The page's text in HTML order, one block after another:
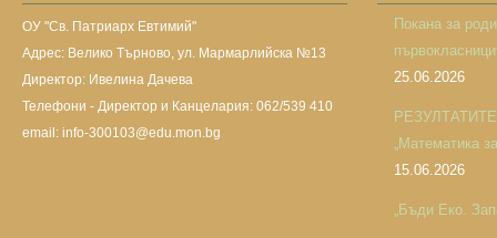
ОУ "Св. Патриарх Евтимий"
Адрес: Велико Търново, ул. Мармарлийска №13
Директор: Ивелина Дачева
Телефони - Директор и Канцелария: 062/539 410
email: info-300103@edu.mon.bg
Покана за
25.06.2026
РЕЗУЛТАТИТЕ
„Математика
15.06.2026
„Бъди Еко.